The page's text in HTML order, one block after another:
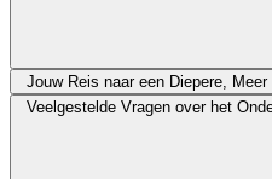
Jouw Reis naar een Diepere, Meer
Veelgestelde Vragen over het